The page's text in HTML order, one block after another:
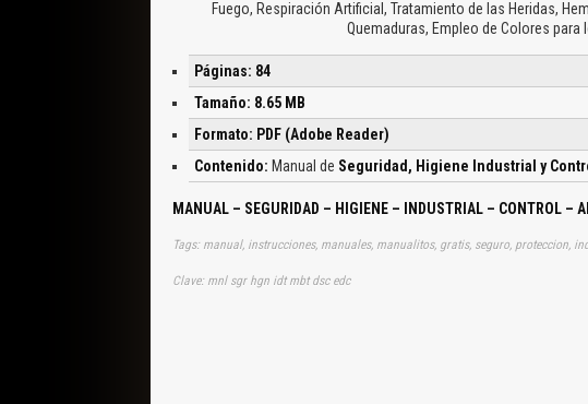
Fuego, Respiración Artificial, Tratamiento de las Heridas,
Quemaduras, Empleo de Colores para
Páginas: 84
Tamaño: 8.65 MB
Formato: PDF (Adobe Reader)
Contenido: Manual de Seguridad, Higiene Industrial y
MANUAL – SEGURIDAD – HIGIENE – INDUSTRIAL – CONTROL –
Tags: manual, instrucciones, manuales, manualitos, gratis, seguro, proteccion,
Clave: mnl sgr hgn idt mbt dsc edc